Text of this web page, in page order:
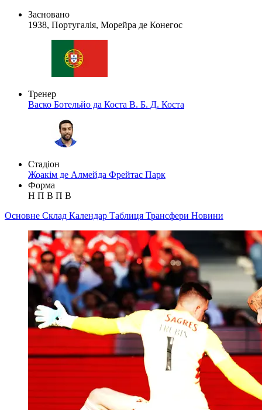
Засновано
1938, Португалія, Морейра де Конегос
Тренер
Васко Ботельйо да Коста В. Б. Д. Коста
Стадіон
Жоакім де Алмейда Фрейтас Парк
Форма
Н П В П В
Основне Склад Календар Таблиця Трансфери Новини